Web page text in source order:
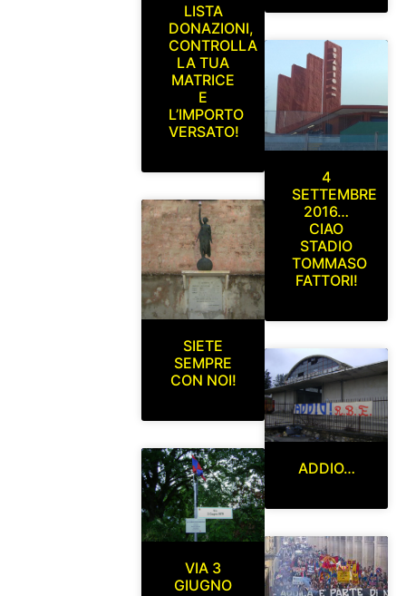
LISTA
DONAZIONI,
CONTROLLA
LA TUA
MATRICE
E
L’IMPORTO
VERSATO!
SIETE
SEMPRE
CON NOI!
VIA 3
GIUGNO
4
SETTEMBRE
2016…
CIAO
STADIO
TOMMASO
FATTORI!
ADDIO…